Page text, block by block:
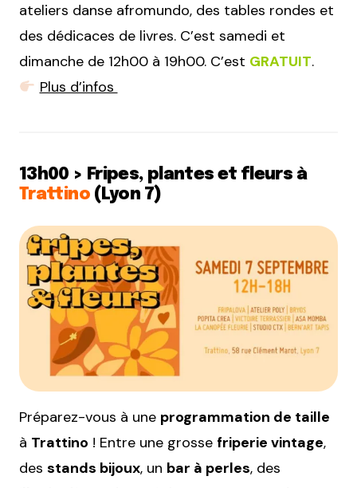
ateliers danse afromundo, des tables rondes et
des dédicaces de livres. C’est samedi et
dimanche de 12h00 à 19h00. C’est GRATUIT.
Plus d’infos
13h00 > Fripes, plantes et fleurs à
Trattino(Lyon 7)
Préparez-vous à une programmation de taille
à Trattino ! Entre une grosse friperie vintage,
des stands bijoux, un bar à perles, des